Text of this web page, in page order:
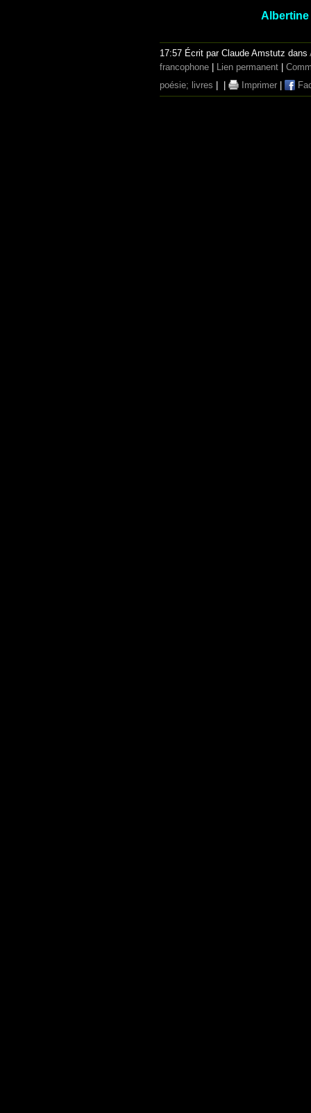
Albertine
17:57 Écrit par Claude Amstutz dans
francophone
Lien permanent
poésie; livres
Imprimer